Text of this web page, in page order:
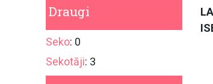
Draugi
Seko: 0
Sekotāji: 3